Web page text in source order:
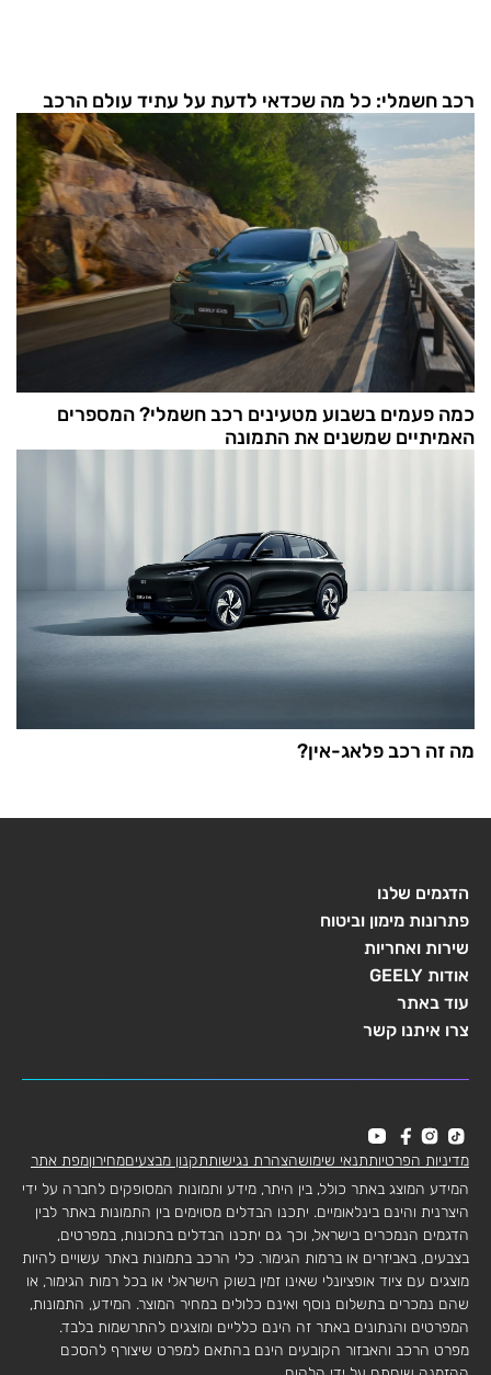
רכב חשמלי: כל מה שכדאי לדעת על עתיד עולם הרכב
כמה פעמים בשבוע מטעינים רכב חשמלי? המספרים
האמיתיים שמשנים את התמונה
מה זה רכב פלאג-אין?
הדגמים שלנו
פתרונות מימון וביטוח
שירות ואחריות
אודות GEELY
עוד באתר
צרו איתנו קשר
מדיניות הפרטיותתנאי שימושהצהרת נגישותתקנון מבצעיםמחירוןמפת אתר
המידע המוצג באתר כולל, בין היתר, מידע ותמונות המסופקים לחברה על ידי
היצרנית והינם בינלאומיים. יתכנו הבדלים מסוימים בין התמונות באתר לבין
הדגמים הנמכרים בישראל, וכך גם יתכנו הבדלים בתכונות, במפרטים,
בצבעים, באביזרים או ברמות הגימור. כלי הרכב בתמונות באתר עשויים להיות
מוצגים עם ציוד אופציונלי שאינו זמין בשוק הישראלי או בכל רמות הגימור, או
שהם נמכרים בתשלום נוסף ואינם כלולים במחיר המוצר. המידע, התמונות,
המפרטים והנתונים באתר זה הינם כלליים ומוצגים להתרשמות בלבד.
מפרט הרכב והאבזור הקובעים הינם בהתאם למפרט שיצורף להסכם